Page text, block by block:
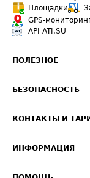
Площадки
GPS-
API ATI.SU
ПОЛЕЗНОЕ
Звезды ATI.SU на
Средние ставки
БЕЗОПАСНОСТЬ
Светофор+
КОНТАКТЫ И
Реклама на сайте
ИНФОРМАЦИЯ